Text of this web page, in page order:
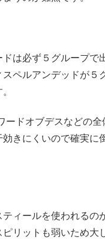
ドは必ず５グループで
スペルアンデッドが５
ードオブデスなどの全
きにくいので確実に
ティールを使われるの
リットも弱いため大